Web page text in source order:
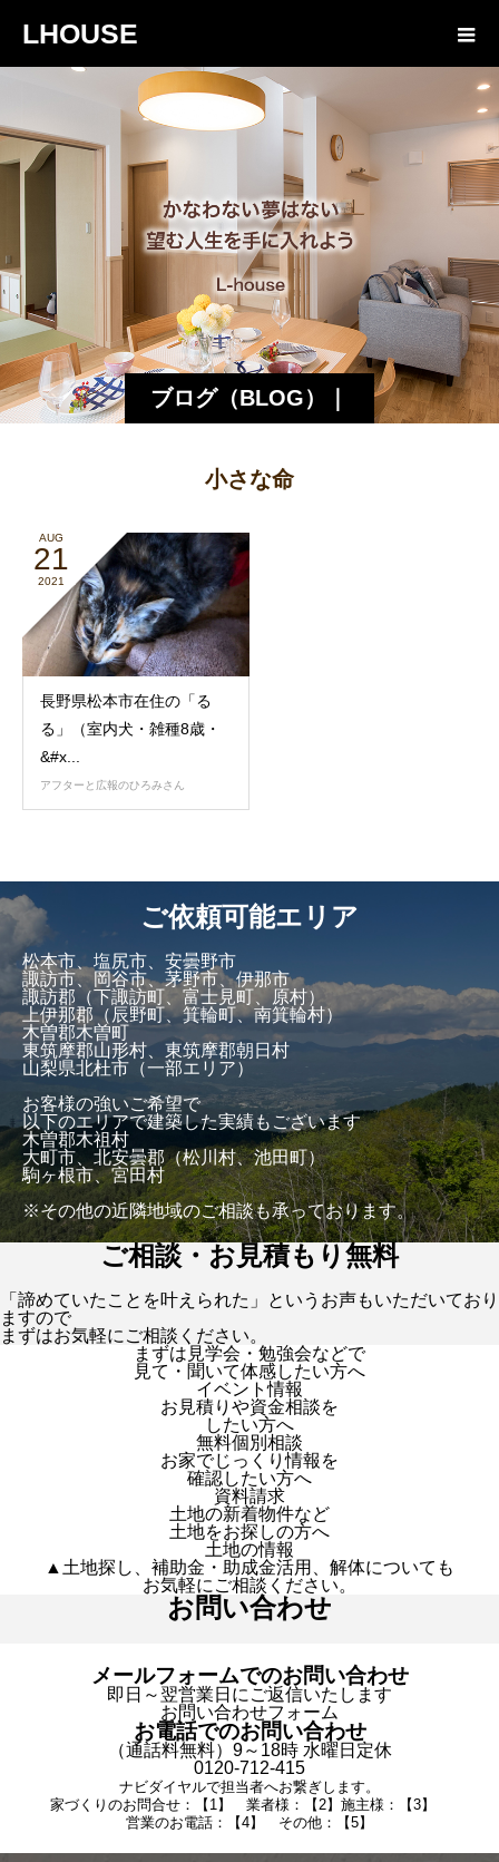
LHOUSE
ブログ（BLOG）｜
エルハウス
小さな命
AUG
21
2021
長野県松本市在住の「る
る」（室内犬・雑種8歳・
&#x...
アフターと広報のひろみさん
ご依頼可能エリア
松本市、塩尻市、安曇野市
諏訪市、岡谷市、茅野市、伊那市
諏訪郡（下諏訪町、富士見町、原村）
上伊那郡（辰野町、箕輪町、南箕輪村）
木曽郡木曽町
東筑摩郡山形村、東筑摩郡朝日村
山梨県北杜市（一部エリア）
お客様の強いご希望で
以下のエリアで建築した実績もございます
木曽郡木祖村
大町市、北安曇郡（松川村、池田町）
駒ヶ根市、宮田村
※その他の近隣地域のご相談も承っております。
ご相談・お見積もり無料
「諦めていたことを叶えられた」というお声もいただいており
ますので
まずはお気軽にご相談ください。
まずは見学会・勉強会などで
見て・聞いて体感したい方へ
イベント情報
お見積りや資金相談を
したい方へ
無料個別相談
お家でじっくり情報を
確認したい方へ
資料請求
土地の新着物件など
土地をお探しの方へ
土地の情報
▲土地探し、補助金・助成金活用、解体についても
お気軽にご相談ください。
お問い合わせ
メールフォームでのお問い合わせ
即日～翌営業日にご返信いたします
お問い合わせフォーム
お電話でのお問い合わせ
（通話料無料）9～18時 水曜日定休
0120-712-415
ナビダイヤルで担当者へお繋ぎします。
家づくりのお問合せ：【1】 業者様：【2】施主様：【3】
営業のお電話：【4】 その他：【5】